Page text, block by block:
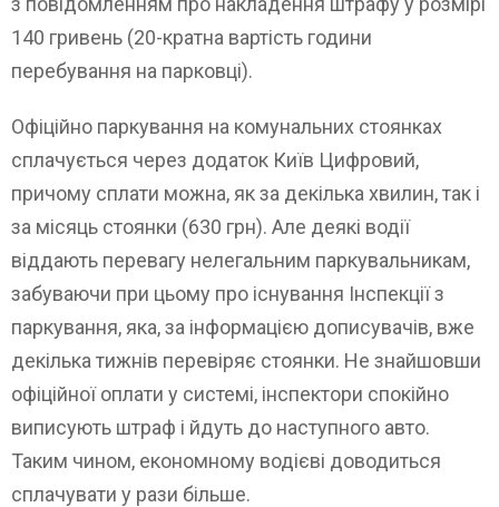
140 гривень (20-кратна вартість години
перебування на парковці).
Офіційно паркування на комунальних стоянках
сплачується через додаток Київ Цифровий,
причому сплати можна, як за декілька хвилин, так і
за місяць стоянки (630 грн). Але деякі водії
віддають перевагу нелегальним паркувальникам,
забуваючи при цьому про існування Інспекції з
паркування, яка, за інформацією дописувачів, вже
декілька тижнів перевіряє стоянки. Не знайшовши
офіційної оплати у системі, інспектори спокійно
виписують штраф і йдуть до наступного авто.
Таким чином, економному водієві доводиться
сплачувати у рази більше.